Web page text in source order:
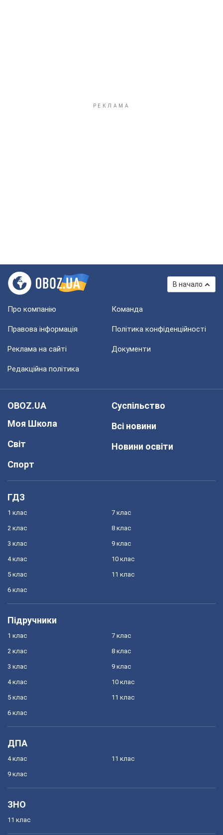
В начало
Про компанію Команда
Правова інформація Політика конфіденційності
Реклама на сайті Документи
Редакційна політика
OBOZ.UA
Моя Школа
Світ
Спорт
Суспільство
Всі новини
Новини освіти
ГДЗ
1 клас
2 клас
3 клас
4 клас
5 клас
6 клас
7 клас
8 клас
9 клас
10 клас
11 клас
Підручники
1 клас
2 клас
3 клас
4 клас
5 клас
6 клас
7 клас
8 клас
9 клас
10 клас
11 клас
ДПА
4 клас
9 клас
11 клас
ЗНО
11 клас